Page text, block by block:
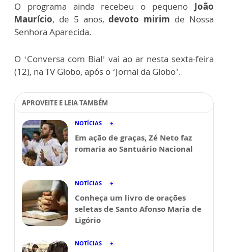
O programa ainda recebeu o pequeno João
Maurício, de 5 anos,devoto mirim de Nossa
Senhora Aparecida.
O ‘Conversa com Bial’ vai ao ar nesta sexta-feira
(12), na TV Globo, após o ‘Jornal da Globo’.
APROVEITE E LEIA TAMBÉM
NOTÍCIAS
Em ação de graças, Zé Neto faz
romaria ao Santuário Nacional
NOTÍCIAS
Conheça um livro de orações
seletas de Santo Afonso Maria de
Ligório
NOTÍCIAS